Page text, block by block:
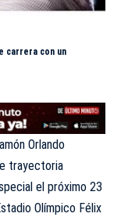
carrera con un
Orlando
trayectoria
el próximo 23
Olímpico Félix